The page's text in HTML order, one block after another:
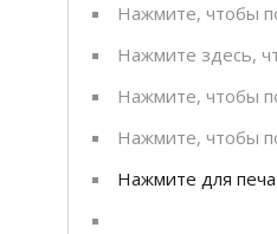
Нажмите, чтобы
Нажмите здесь,
Нажмите, чтобы
Нажмите, чтобы
Нажмите для